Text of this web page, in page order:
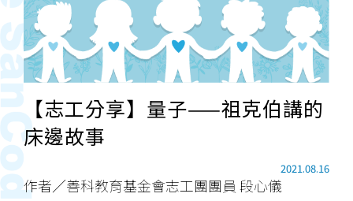
【志工分享】量子——祖克伯講的
床邊故事
2021.08.16
作者／善科教育基金會志工團團員 段心儀